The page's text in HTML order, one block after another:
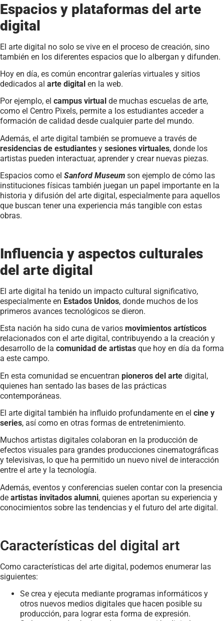
Espacios y plataformas del arte
digital
El arte digital no solo se vive en el proceso de creación, sino
también en los diferentes espacios que lo albergan y difunden.
Hoy en día, es común encontrar galerías virtuales y sitios
dedicados al arte digital en la web.
Por ejemplo, el campus virtual de muchas escuelas de arte,
como el Centro Pixels, permite a los estudiantes acceder a
formación de calidad desde cualquier parte del mundo.
Además, el arte digital también se promueve a través de
residencias de estudiantes y sesiones virtuales, donde los
artistas pueden interactuar, aprender y crear nuevas piezas.
Espacios como el Sanford Museum son ejemplo de cómo las
instituciones físicas también juegan un papel importante en la
historia y difusión del arte digital, especialmente para aquellos
que buscan tener una experiencia más tangible con estas
obras.
Influencia y aspectos culturales
del arte digital
El arte digital ha tenido un impacto cultural significativo,
especialmente en Estados Unidos, donde muchos de los
primeros avances tecnológicos se dieron.
Esta nación ha sido cuna de varios movimientos artísticos
relacionados con el arte digital, contribuyendo a la creación y
desarrollo de la comunidad de artistas que hoy en día da forma
a este campo.
En esta comunidad se encuentran pioneros del arte digital,
quienes han sentado las bases de las prácticas
contemporáneas.
El arte digital también ha influido profundamente en el cine y
series, así como en otras formas de entretenimiento.
Muchos artistas digitales colaboran en la producción de
efectos visuales para grandes producciones cinematográficas
y televisivas, lo que ha permitido un nuevo nivel de interacción
entre el arte y la tecnología.
Además, eventos y conferencias suelen contar con la presencia
de artistas invitados alumni, quienes aportan su experiencia y
conocimientos sobre las tendencias y el futuro del arte digital.
Características del digital art
Como características del arte digital, podemos enumerar las
siguientes:
Se crea y ejecuta mediante programas informáticos y
otros nuevos medios digitales que hacen posible su
producción, para lograr esta forma de expresión.